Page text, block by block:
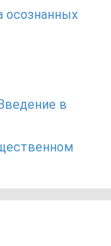
осознанных
в